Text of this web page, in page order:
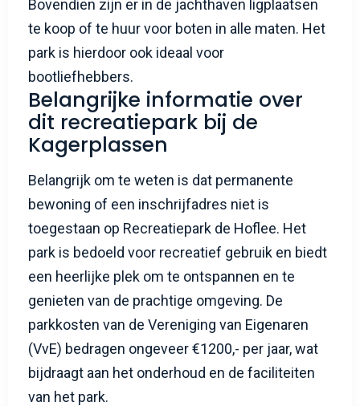
Bovendien zijn er in de jachthaven ligplaatsen
te koop of te huur voor boten in alle maten. Het
park is hierdoor ook ideaal voor
bootliefhebbers.
Belangrijke informatie over
dit recreatiepark bij de
Kagerplassen
Belangrijk om te weten is dat permanente
bewoning of een inschrijfadres niet is
toegestaan op Recreatiepark de Hoflee. Het
park is bedoeld voor recreatief gebruik en biedt
een heerlijke plek om te ontspannen en te
genieten van de prachtige omgeving. De
parkkosten van de Vereniging van Eigenaren
(VvE) bedragen ongeveer €1200,- per jaar, wat
bijdraagt aan het onderhoud en de faciliteiten
van het park.